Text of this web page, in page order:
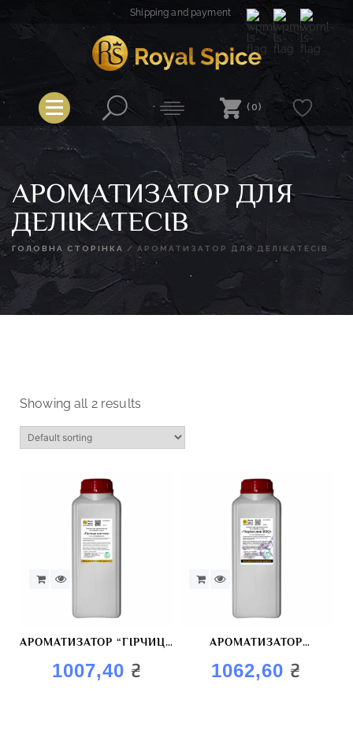
Shipping and payment
Royal Spice
(0)
АРОМАТИЗАТОР ДЛЯ
ДЕЛІКАТЕСІВ
ГОЛОВНА СТОРІНКА / АРОМАТИЗАТОР ДЛЯ ДЕЛІКАТЕСІВ
Showing all 2 results
АРОМАТИЗАТОР “ГІРЧИЦЯ
КОПЧЕНА”
1007,40 ₴
АРОМАТИЗАТОР
“КОПЧЕНИЙ
ЧОРНОСЛИВ”
1062,60₴